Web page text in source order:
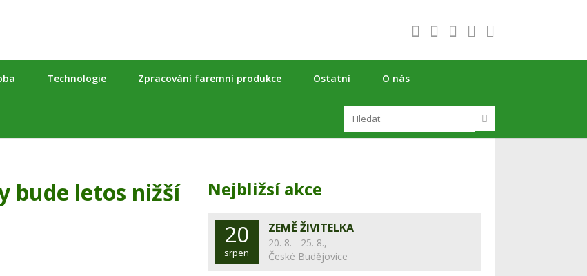
Technologie Zpracování faremní produkce Ostatní O nás
bude letos nižší
Nejbližsí akce
20
srpen
ZEMĚ ŽIVITELKA
20. 8. - 25. 8.,
České Budějovice